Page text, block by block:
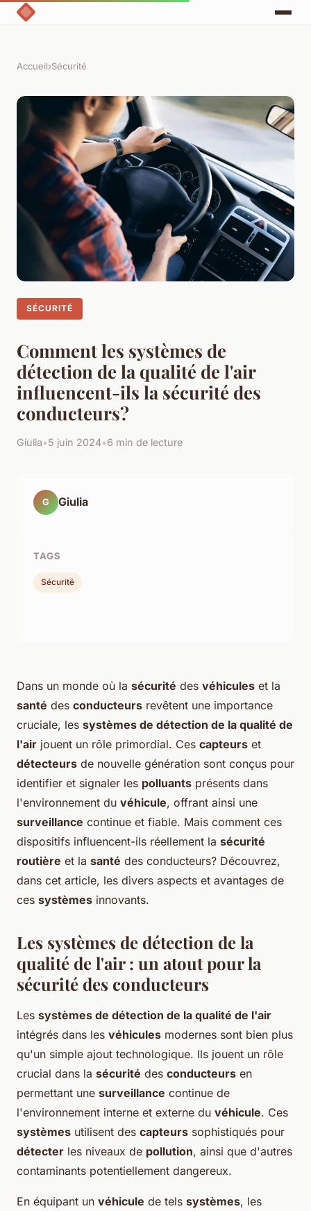
Accueil›Sécurité
SÉCURITÉ
Comment les systèmes de
détection de la qualité de l'air
influencent-ils la sécurité des
conducteurs?
Giulia•5 juin 2024•6 min de lecture
Dans un monde où la sécurité des véhicules et la
santé des conducteurs revêtent une importance
cruciale, les systèmes de détection de la qualité de
l'air jouent un rôle primordial. Ces capteurs et
détecteurs de nouvelle génération sont conçus pour
identifier et signaler les polluants présents dans
l'environnement du véhicule, offrant ainsi une
surveillance continue et fiable. Mais comment ces
dispositifs influencent-ils réellement la sécurité
routière et la santé des conducteurs? Découvrez,
dans cet article, les divers aspects et avantages de
ces systèmes innovants.
Les systèmes de détection de la
qualité de l'air : un atout pour la
sécurité des conducteurs
Les systèmes de détection de la qualité de l'air
intégrés dans les véhicules modernes sont bien plus
qu'un simple ajout technologique. Ils jouent un rôle
crucial dans la sécurité des conducteurs en
permettant une surveillance continue de
l'environnement interne et externe du véhicule. Ces
systèmes utilisent des capteurs sophistiqués pour
détecter les niveaux de pollution, ainsi que d'autres
contaminants potentiellement dangereux.
En équipant un véhicule de tels systèmes, les
G Giulia
TAGS
Sécurité